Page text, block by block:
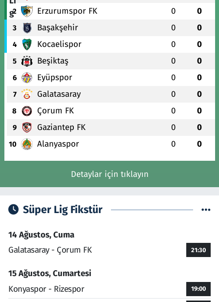
2 Erzurumspor FK 0 0
3 Başakşehir 0 0
4 Kocaelispor 0 0
5 Beşiktaş 0 0
6 Eyüpspor 0 0
7 Galatasaray 0 0
8 Çorum FK 0 0
9 Gaziantep FK 0 0
10 Alanyaspor 0 0
Detaylar için tıklayın
Süper Lig Fikstür
14 Ağustos, Cuma
Galatasaray - Çorum FK
21:30
15 Ağustos, Cumartesi
Konyaspor - Rizespor
19:00